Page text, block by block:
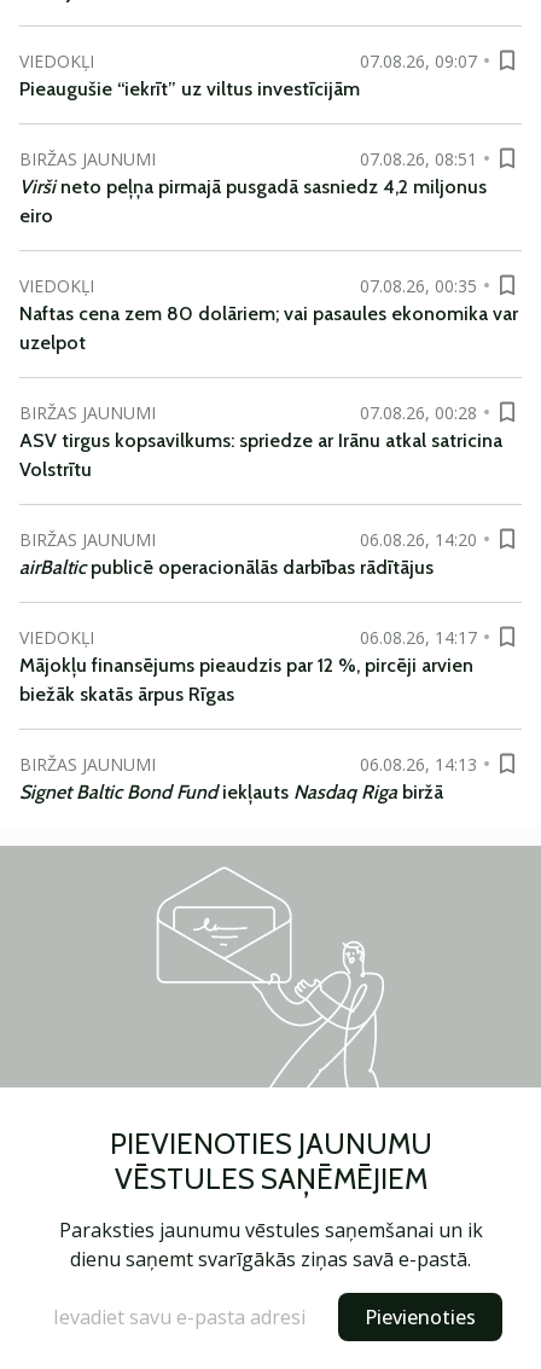
VIEDOKĻI
07.08.26, 09:07
Pieaugušie “iekrīt” uz viltus investīcijām
BIRŽAS JAUNUMI
07.08.26, 08:51
Viršineto peļņa pirmajā pusgadā sasniedz 4,2 miljonus
eiro
VIEDOKĻI
07.08.26, 00:35
Naftas cena zem 80 dolāriem; vai pasaules ekonomika var
uzelpot
BIRŽAS JAUNUMI
07.08.26, 00:28
ASV tirgus kopsavilkums: spriedze ar Irānu atkal satricina
Volstrītu
BIRŽAS JAUNUMI
06.08.26, 14:20
airBalticpublicē operacionālās darbības rādītājus
VIEDOKĻI
06.08.26, 14:17
Mājokļu finansējums pieaudzis par 12 %, pircēji arvien
biežāk skatās ārpus Rīgas
BIRŽAS JAUNUMI
06.08.26, 14:13
Signet Baltic Bond Fundiekļauts Nasdaq Riga biržā
PIEVIENOTIES JAUNUMU
VĒSTULES SAŅĒMĒJIEM
Paraksties jaunumu vēstules saņemšanai un ik
dienu saņemt svarīgākās ziņas savā e-pastā.
Pievienoties